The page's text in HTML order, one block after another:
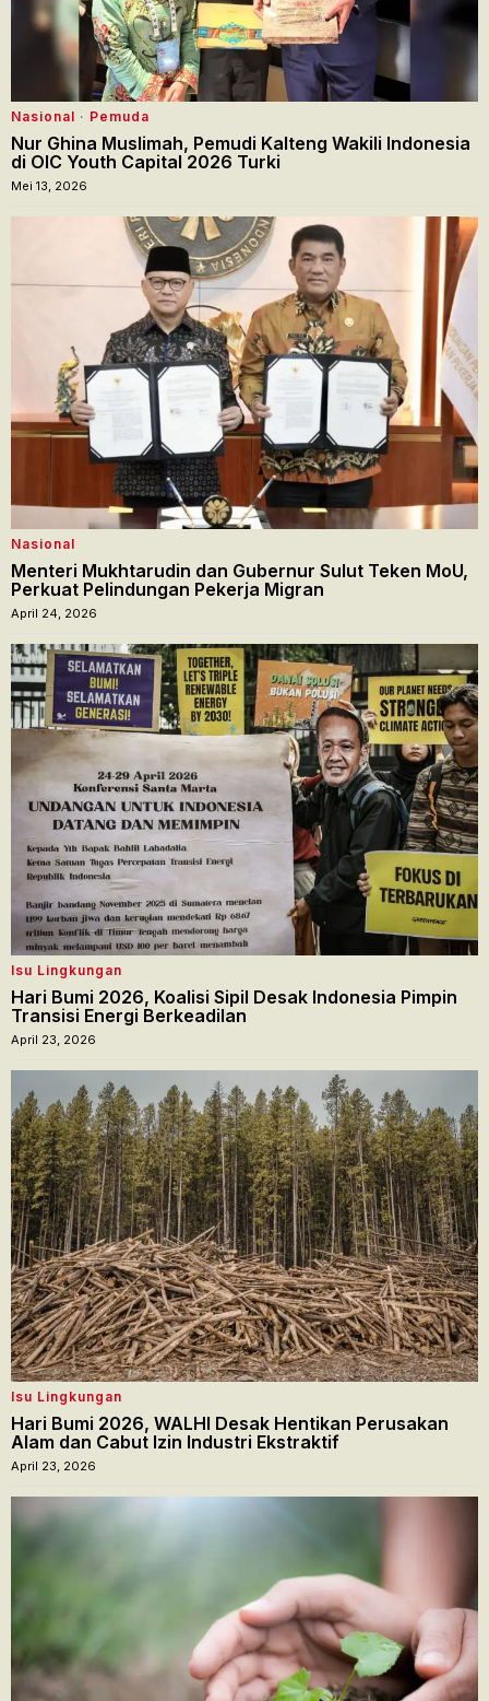
Nasional · Pemuda
Nur Ghina Muslimah, Pemudi Kalteng Wakili Indonesia
di OIC Youth Capital 2026 Turki
Mei 13, 2026
Nasional
Menteri Mukhtarudin dan Gubernur Sulut Teken MoU,
Perkuat Pelindungan Pekerja Migran
April 24, 2026
Isu Lingkungan
Hari Bumi 2026, Koalisi Sipil Desak Indonesia Pimpin
Transisi Energi Berkeadilan
April 23, 2026
Isu Lingkungan
Hari Bumi 2026, WALHI Desak Hentikan Perusakan
Alam dan Cabut Izin Industri Ekstraktif
April 23, 2026